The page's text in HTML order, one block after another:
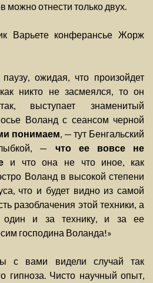
можно отнести только двух.
Варьете конферансье Жорж
паузу, ожидая, что произойдет
никто не засмеялся, то он
выступает знаменитый
Воланд с сеансом черной
понимаем, — тут Бенгальский
— что ее вовсе не
и что она не что иное, как
Воланд в высокой степени
что и будет видно из самой
разоблачения этой техники, а
и за технику, и за ее
господина Воланда!»
с вами видели случай так
гипноза. Чисто научный опыт,